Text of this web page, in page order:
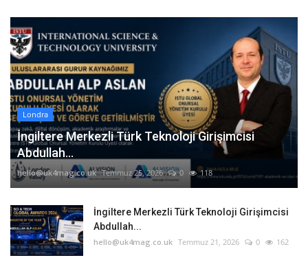
Londra
İngiltere Merkezli Türk Teknoloji Girişimcisi
Abdullah...
hello@uk4mag.co.uk Temmuz 25, 2026 0 118
İngiltere Merkezli Türk Teknoloji Girişimcisi
Abdullah...
hello@uk4mag.co.uk Temmuz 21, 2026 0 162